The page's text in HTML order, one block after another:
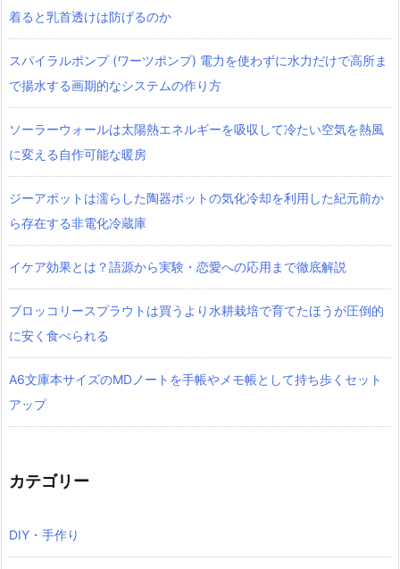
着ると乳首透けは防げるのか
スパイラルポンプ (ワーツポンプ) 電力を使わずに水力だけで高所ま
で揚水する画期的なシステムの作り方
ソーラーウォールは太陽熱エネルギーを吸収して冷たい空気を熱風
に変える自作可能な暖房
ジーアポットは濡らした陶器ポットの気化冷却を利用した紀元前か
ら存在する非電化冷蔵庫
イケア効果とは？語源から実験・恋愛への応用まで徹底解説
ブロッコリースプラウトは買うより水耕栽培で育てたほうが圧倒的
に安く食べられる
A6文庫本サイズのMDノートを手帳やメモ帳として持ち歩くセット
アップ
カテゴリー
DIY・手作り